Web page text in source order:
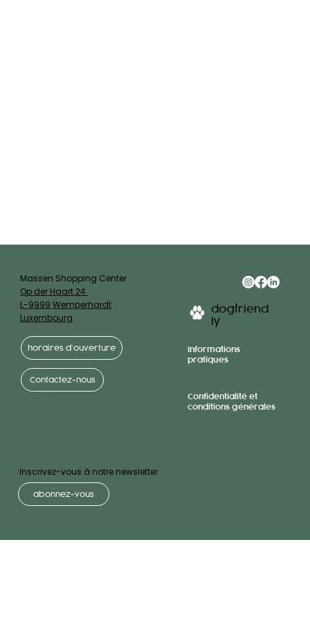
Inscrivez-vous à notre newsletter
abonnez-vous
dogfriend
ly
Informations
pratiques
Confidentialité et
conditions générales
Massen Shopping Center
Op der Haart 24
L-9999 Wemperhardt
Luxembourg
horaires d’ouverture
Contactez-nous